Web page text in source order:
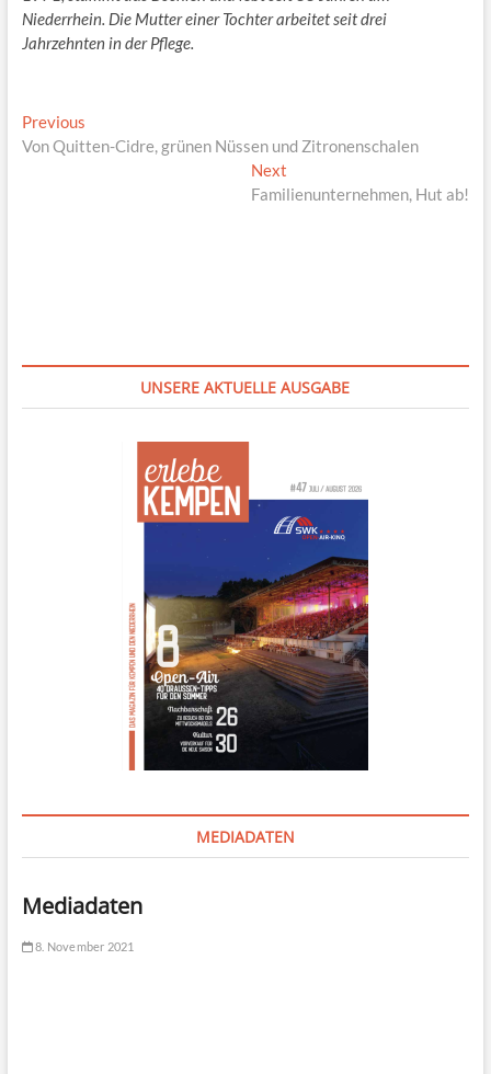
Niederrhein. Die Mutter einer Tochter arbeitet seit drei
Jahrzehnten in der Pflege.
Beitragsnavigation
PreviousPrevious
post:
Von Quitten-Cidre, grünen Nüssen und Zitronenschalen
Next
post:
Familienunternehmen, Hut ab!
UNSERE AKTUELLE AUSGABE
MEDIADATEN
Mediadaten
8. November 2021